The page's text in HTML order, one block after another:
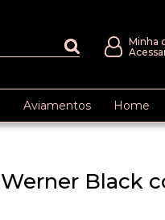
Minha
Aviamentos Home
Black